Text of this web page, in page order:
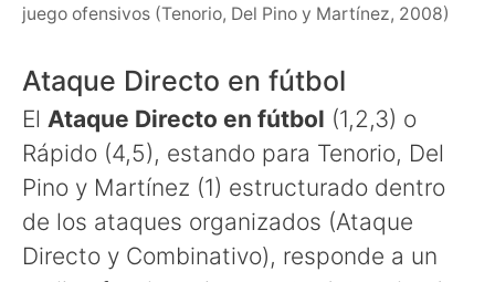
juego ofensivos (Tenorio, Del Pino y Martínez, 2008)
Ataque Directo en fútbol
El Ataque Directo en fútbol (1,2,3) o
Rápido (4,5), estando para Tenorio, Del
Pino y Martínez (1) estructurado dentro
de los ataques organizados (Ataque
Directo y Combinativo), responde a un